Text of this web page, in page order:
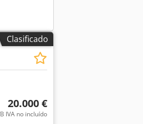
en
Clasificado
20.000 €
IVA no incluído